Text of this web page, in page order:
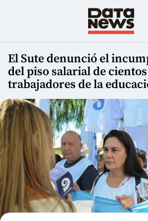
El Sute denunció el
del piso salarial de
trabajadores de la